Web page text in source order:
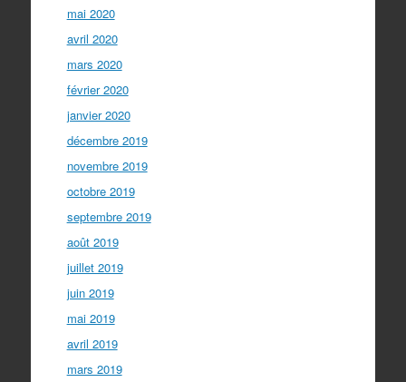
mai 2020
avril 2020
mars 2020
février 2020
janvier 2020
décembre 2019
novembre 2019
octobre 2019
septembre 2019
août 2019
juillet 2019
juin 2019
mai 2019
avril 2019
mars 2019